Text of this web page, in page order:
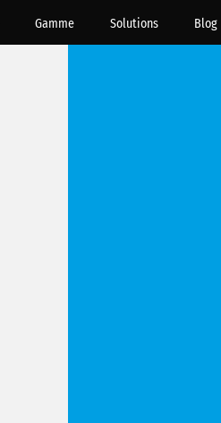
Gamme Solutions Blog